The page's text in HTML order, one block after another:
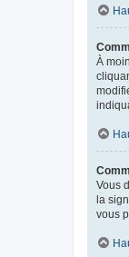
À
Vous
la
vous